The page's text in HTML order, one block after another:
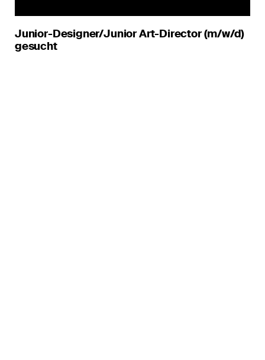
Junior-Designer/Junior Art-Director (m/w/d)
gesucht